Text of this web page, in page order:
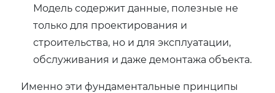
Модель содержит данные, полезные не
только для проектирования и
строительства, но и для эксплуатации,
обслуживания и даже демонтажа объекта.
Именно эти фундаментальные принципы